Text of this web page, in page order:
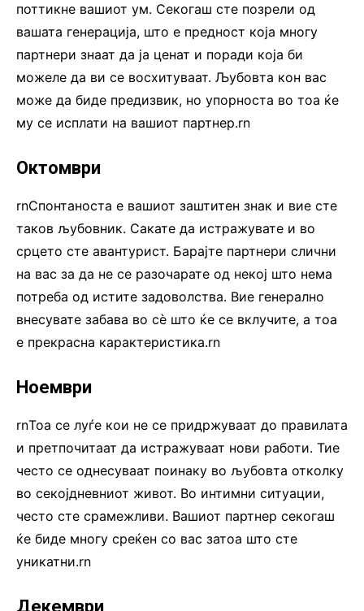
поттикне вашиот ум. Секогаш сте позрели од
вашата генерација, што е предност која многу
партнери знаат да ја ценат и поради која би
можеле да ви се восхитуваат. Љубовта кон вас
може да биде предизвик, но упорноста во тоа ќе
му се исплати на вашиот партнер.rn
Октомври
rnСпонтаноста е вашиот заштитен знак и вие сте
таков љубовник. Сакате да истражувате и во
срцето сте авантурист. Барајте партнери слични
на вас за да не се разочарате од некој што нема
потреба од истите задоволства. Вие генерално
внесувате забава во сè што ќе се вклучите, а тоа
е прекрасна карактеристика.rn
Ноември
rnТоа се луѓе кои не се придржуваат до правилата
и претпочитаат да истражуваат нови работи. Тие
често се однесуваат поинаку во љубовта отколку
во секојдневниот живот. Во интимни ситуации,
често сте срамежливи. Вашиот партнер секогаш
ќе биде многу среќен со вас затоа што сте
уникатни.rn
Декември